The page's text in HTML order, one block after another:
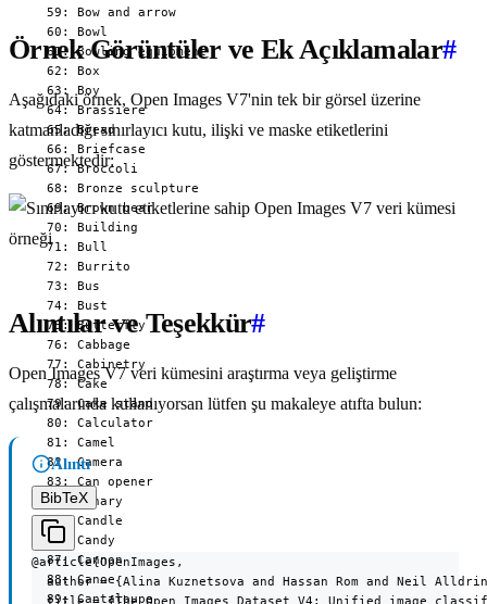
Örnek Görüntüler ve Ek Açıklamalar#
Aşağıdaki örnek, Open Images V7'nin tek bir görsel üzerine
katmanladığı sınırlayıcı kutu, ilişki ve maske etiketlerini
göstermektedir:
Alıntılar ve Teşekkür#
Open Images V7 veri kümesini araştırma veya geliştirme
çalışmalarında kullanıyorsan lütfen şu makaleye atıfta bulun:
Alıntı
BibTeX
@article{OpenImages,
author = {Alina Kuznetsova and Hassan Rom and Neil
title = {The Open Images Dataset V4: Unified image